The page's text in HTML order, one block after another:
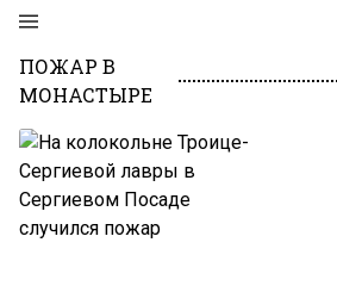
ПОЖАР В
МОНАСТЫРЕ